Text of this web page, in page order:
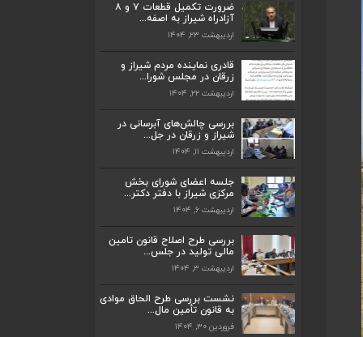
ضرورت تکمیل قطعات ۷ و ۸
آزادراه شیراز به اصفه...
اردیبهشت ۲۳, ۱۴۰۴
قادری نماینده مردم شیراز و
زرقان در مجلس شورا...
اردیبهشت ۲۲, ۱۴۰۴
بررسی چالش‌های آبرسانی در
شیراز و زرقان در جل...
اردیبهشت ۱۱, ۱۴۰۴
جلسه اعضای شورای بخش
مرکزی شیراز با دفتر دکتر...
اردیبهشت ۶, ۱۴۰۴
بررسی طرح اصلاح قانون تامین
مالی تولید در جلس...
اردیبهشت ۳, ۱۴۰۴
نشست بررسی طرح الحاق موادی
به قانون تأمین مال...
فروردین ۳۰, ۱۴۰۴
اردیبهشت ۲۳, ۱۴۰۴
قادری نماینده مردم شیراز و زرقان در مجلس
اردیبهشت ۲۲, ۱۴۰۴
بررسی چالش‌های آبرسانی در شیراز و زرقان
اردیبهشت ۱۱, ۱۴۰۴
جلسه اعضای شورای بخش مرکزی شیراز با
اردیبهشت ۶, ۱۴۰۴
ارتق...
اردیبهشت ۲۳, ۱۴۰۴
به اصفه...
اردیبهشت ۲۳, ۱۴۰۴